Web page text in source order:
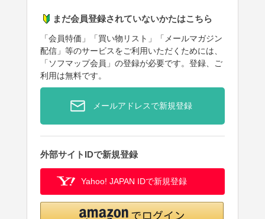
まだ会員登録されていないかたはこちら
「会員特価」「買い物リスト」「メールマガジン
配信」等のサービスをご利用いただくためには、
「ソフマップ会員」の登録が必要です。登録、ご
利用は無料です。
メールアドレスで新規登録
外部サイトIDで新規登録
Yahoo! JAPAN IDで新規登録